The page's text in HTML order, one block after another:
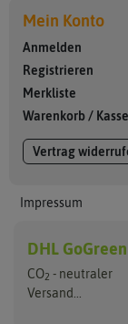
Mein Konto
Anmelden
Registrieren
Merkliste
Warenkorb / Kasse
Vertrag
Impressum
DHL GoGreen
CO2 - neutraler
Versand...